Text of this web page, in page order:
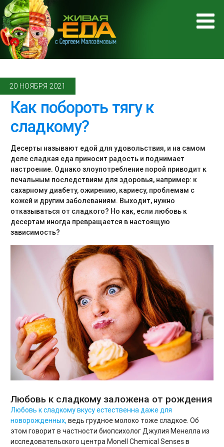
20 НОЯБРЯ 2021
Как побороть тягу к
сладкому?
Десерты называют едой для удовольствия, и на самом
деле сладкая еда приносит радость и поднимает
настроение. Однако злоупотребление порой приводит к
печальным последствиям для здоровья, например: к
сахарному диабету, ожирению, кариесу, проблемам с
кожей и другим заболеваниям. Выходит, нужно
отказываться от сладкого? Но как, если любовь к
десертам иногда превращается в настоящую
зависимость?
Любовь к сладкому заложена от рождения
Любовь к сладкому вкусу естественна даже для
новорожденных, ведь грудное молоко тоже сладкое. Об
этом говорит в частности биопсихолог Джулия Менелла из
исследовательского центра Monell Chemical Senses в